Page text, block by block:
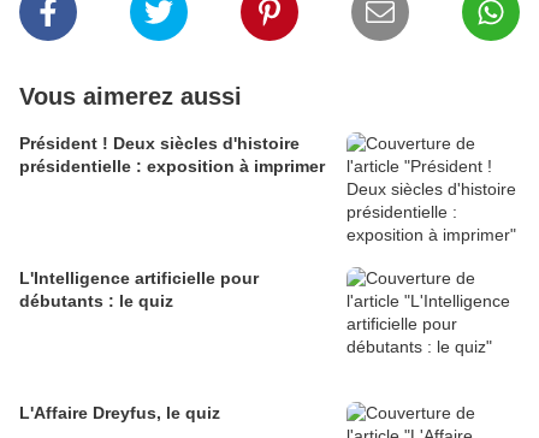
Vous aimerez aussi
Président ! Deux siècles d'histoire
présidentielle : exposition à imprimer
L'Intelligence artificielle pour
débutants : le quiz
L'Affaire Dreyfus, le quiz